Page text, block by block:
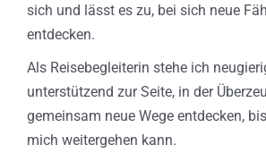
sich und lässt es zu, bei sich neue
entdecken.
Als Reisebegleiterin stehe ich
unterstützend zur Seite, in der
gemeinsam neue Wege entdecken,
mich weitergehen kann.